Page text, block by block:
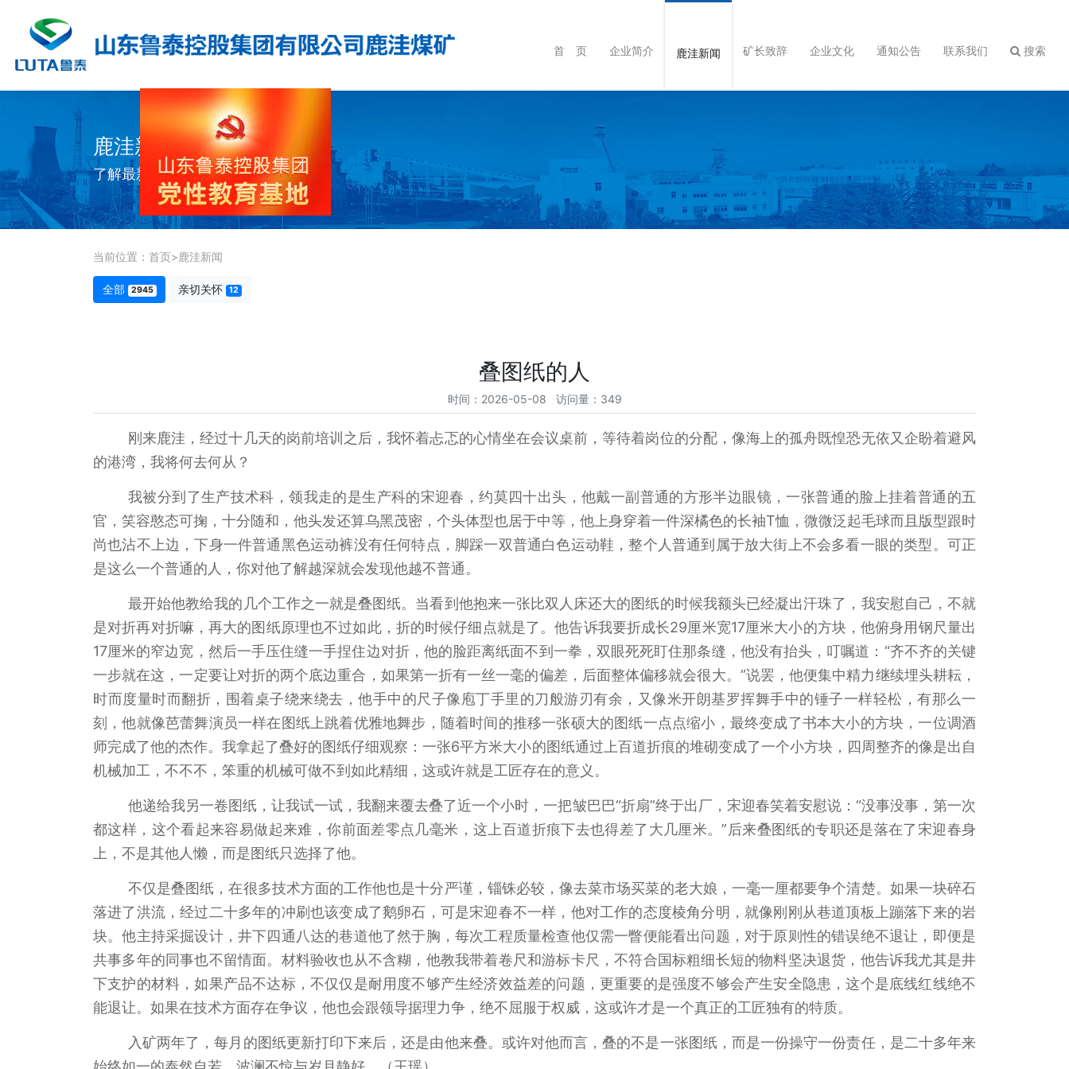
首 页 企业简介 鹿洼新闻 矿长致辞 企业文化 通知公告 联系我们 搜索
鹿洼新闻
了解最新公司动态及行业资讯
当前位置： 首页>鹿洼新闻
全部 2945 亲切关怀 12
叠图纸的人
时间：2026-05-08 访问量：349
刚来鹿洼，经过十几天的岗前培训之后，我怀着忐忑的心情坐在会议桌前，等待着岗位的分配，像海上的孤舟既惶恐无依又企盼着避风
的港湾，我将何去何从？
我被分到了生产技术科，领我走的是生产科的宋迎春，约莫四十出头，他戴一副普通的方形半边眼镜，一张普通的脸上挂着普通的五
官，笑容憨态可掬，十分随和，他头发还算乌黑茂密，个头体型也居于中等，他上身穿着一件深橘色的长袖T恤，微微泛起毛球而且版型跟时
尚也沾不上边，下身一件普通黑色运动裤没有任何特点，脚踩一双普通白色运动鞋，整个人普通到属于放大街上不会多看一眼的类型。可正
是这么一个普通的人，你对他了解越深就会发现他越不普通。
最开始他教给我的几个工作之一就是叠图纸。当看到他抱来一张比双人床还大的图纸的时候我额头已经凝出汗珠了，我安慰自己，不就
是对折再对折嘛，再大的图纸原理也不过如此，折的时候仔细点就是了。他告诉我要折成长29厘米宽17厘米大小的方块，他俯身用钢尺量出
17厘米的窄边宽，然后一手压住缝一手捏住边对折，他的脸距离纸面不到一拳，双眼死死盯住那条缝，他没有抬头，叮嘱道：“齐不齐的关键
一步就在这，一定要让对折的两个底边重合，如果第一折有一丝一毫的偏差，后面整体偏移就会很大。”说罢，他便集中精力继续埋头耕耘，
时而度量时而翻折，围着桌子绕来绕去，他手中的尺子像庖丁手里的刀般游刃有余，又像米开朗基罗挥舞手中的锤子一样轻松，有那么一
刻，他就像芭蕾舞演员一样在图纸上跳着优雅地舞步，随着时间的推移一张硕大的图纸一点点缩小，最终变成了书本大小的方块，一位调酒
师完成了他的杰作。我拿起了叠好的图纸仔细观察：一张6平方米大小的图纸通过上百道折痕的堆砌变成了一个小方块，四周整齐的像是出自
机械加工，不不不，笨重的机械可做不到如此精细，这或许就是工匠存在的意义。
他递给我另一卷图纸，让我试一试，我翻来覆去叠了近一个小时，一把皱巴巴“折扇”终于出厂，宋迎春笑着安慰说：“没事没事，第一次
都这样，这个看起来容易做起来难，你前面差零点几毫米，这上百道折痕下去也得差了大几厘米。”后来叠图纸的专职还是落在了宋迎春身
上，不是其他人懒，而是图纸只选择了他。
不仅是叠图纸，在很多技术方面的工作他也是十分严谨，锱铢必较，像去菜市场买菜的老大娘，一毫一厘都要争个清楚。如果一块碎石
落进了洪流，经过二十多年的冲刷也该变成了鹅卵石，可是宋迎春不一样，他对工作的态度棱角分明，就像刚刚从巷道顶板上蹦落下来的岩
块。他主持采掘设计，井下四通八达的巷道他了然于胸，每次工程质量检查他仅需一瞥便能看出问题，对于原则性的错误绝不退让，即便是
共事多年的同事也不留情面。材料验收也从不含糊，他教我带着卷尺和游标卡尺，不符合国标粗细长短的物料坚决退货，他告诉我尤其是井
下支护的材料，如果产品不达标，不仅仅是耐用度不够产生经济效益差的问题，更重要的是强度不够会产生安全隐患，这个是底线红线绝不
能退让。如果在技术方面存在争议，他也会跟领导据理力争，绝不屈服于权威，这或许才是一个真正的工匠独有的特质。
入矿两年了，每月的图纸更新打印下来后，还是由他来叠。或许对他而言，叠的不是一张图纸，而是一份操守一份责任，是二十多年来